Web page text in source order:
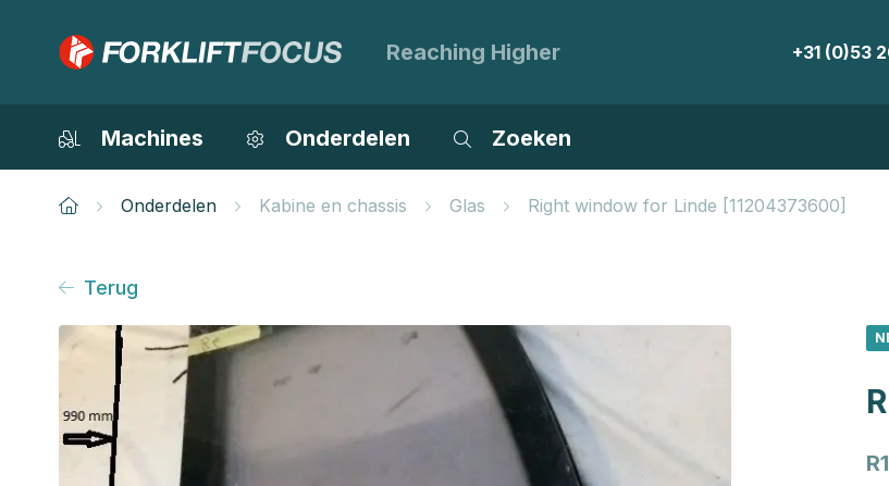
Reaching Higher +31 (0)53
Machines Onderdelen Zoeken
Onderdelen Kabine en chassis Glas Right window for Linde [11204373600]
Terug